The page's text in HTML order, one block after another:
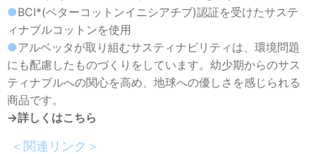
●BCI*(ベターコットンイニシアチブ)認証を受けたサステ
ィナブルコットンを使用
●アルベッタが取り組むサスティナビリティは、環境問題
にも配慮したものづくりをしています。幼少期からのサス
ティナブルへの関心を高め、地球への優しさを感じられる
商品です。
→詳しくはこちら
＜関連リンク＞